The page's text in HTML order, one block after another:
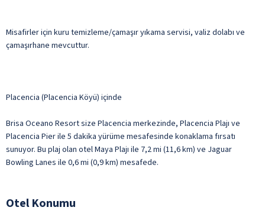
Misafirler için kuru temizleme/çamaşır yıkama servisi, valiz dolabı ve
çamaşırhane mevcuttur.
Placencia (Placencia Köyü) içinde
Brisa Oceano Resort size Placencia merkezinde, Placencia Plajı ve
Placencia Pier ile 5 dakika yürüme mesafesinde konaklama fırsatı
sunuyor. Bu plaj olan otel Maya Plajı ile 7,2 mi (11,6 km) ve Jaguar
Bowling Lanes ile 0,6 mi (0,9 km) mesafede.
Otel Konumu